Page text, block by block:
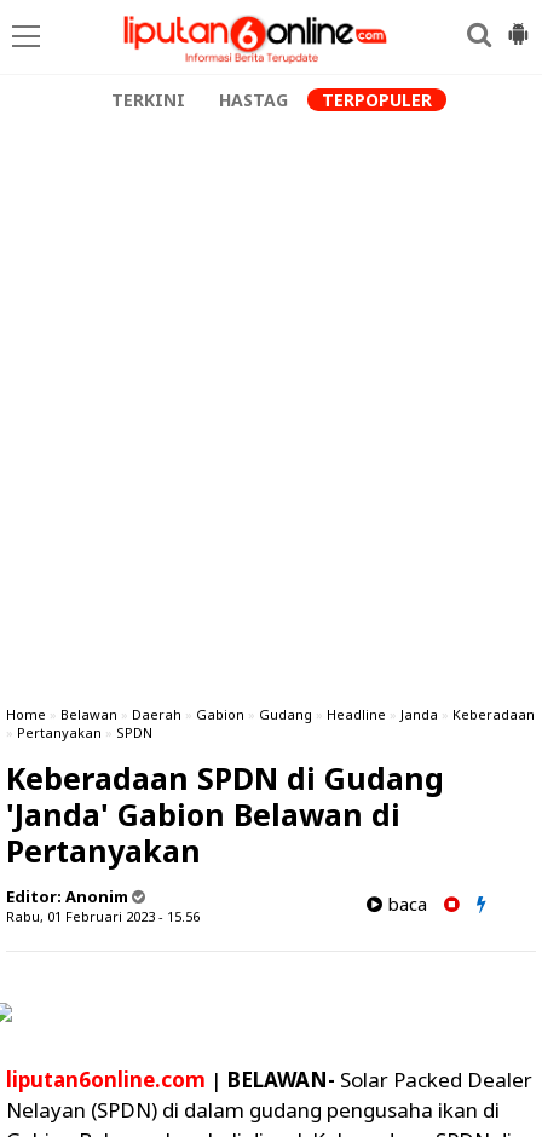
TERKINI HASTAG TERPOPULER
Home » Belawan » Daerah » Gabion » Gudang » Headline » Janda » Keberadaan
» Pertanyakan » SPDN
Keberadaan SPDN di Gudang
'Janda' Gabion Belawan di
Pertanyakan
Editor: Anonim
Rabu, 01 Februari 2023 - 15.56
baca
liputan6online.com | BELAWAN- Solar Packed Dealer
Nelayan (SPDN) di dalam gudang pengusaha ikan di